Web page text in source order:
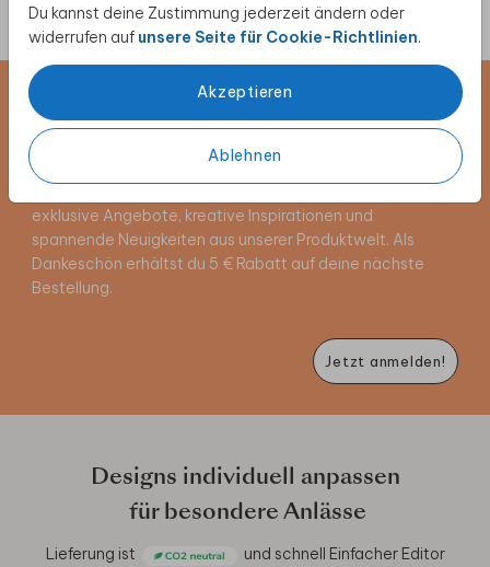
Du kannst deine Zustimmung jederzeit ändern oder
widerrufen auf unsere Seite für Cookie-Richtlinien.
Akzeptieren
Ablehnen
Newsletter abonnieren und 5 €
Rabatt sichern
exklusive Angebote, kreative Inspirationen und
spannende Neuigkeiten aus unserer Produktwelt. Als
Dankeschön erhältst du 5 € Rabatt auf deine nächste
Bestellung.
Jetzt anmelden!
Designs individuell anpassen
für besondere Anlässe
Lieferung ist und schnell Einfacher Editor